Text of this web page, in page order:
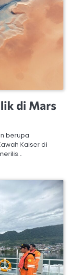
di Mars
berupa
Kaiser di